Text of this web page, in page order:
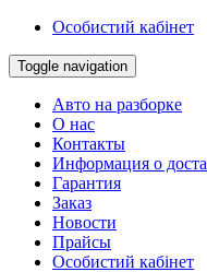
Особистий кабінет
Toggle navigation
Авто на разборке
О нас
Контакты
Информация о
Гарантия
Заказ
Новости
Прайсы
Особистий кабінет